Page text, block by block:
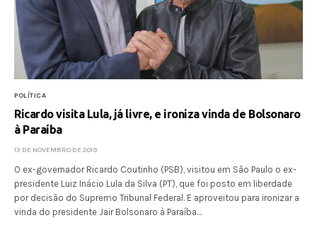
POLÍTICA
Ricardo visita Lula, já livre, e ironiza vinda de Bolsonaro
à Paraíba
13 DE NOVEMBRO DE 2019
O ex-governador Ricardo Coutinho (PSB), visitou em São Paulo o ex-
presidente Luiz Inácio Lula da Silva (PT), que foi posto em liberdade
por decisão do Supremo Tribunal Federal. E aproveitou para ironizar a
vinda do presidente Jair Bolsonaro à Paraíba…